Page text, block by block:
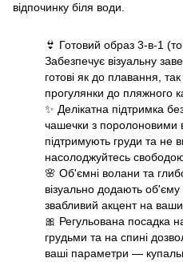
відпочинку біля води.
👙 Готовий образ 3-в-1
Забезпечує візуальну
готові як до плавання,
прогулянки до пляжного
✨ Делікатна підтримка
чашечки з поролоновими
підтримують груди та не
насолоджуйтесь
🌸 Об'ємні волани та
візуально додають об'єму
звабливий акцент на
🎀 Регульована посадка
грудьми та на спині
ваші параметри —